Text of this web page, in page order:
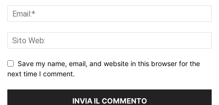
Save my name, email, and website in this browser for the
next time I comment.